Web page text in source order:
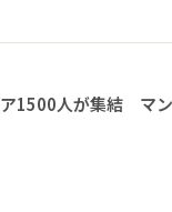
ア1500人が集結 マ